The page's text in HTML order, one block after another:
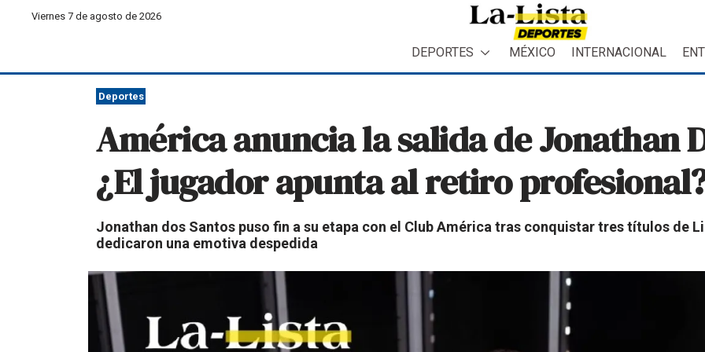
Viernes 7 de agosto de 2026
DEPORTES MÉXICO INTERNACIONAL
Deportes
América anuncia la salida de Jonathan
¿El jugador apunta al retiro
Jonathan dos Santos puso fin a su etapa con el Club América tras conquistar tres títulos de
dedicaron una emotiva despedida